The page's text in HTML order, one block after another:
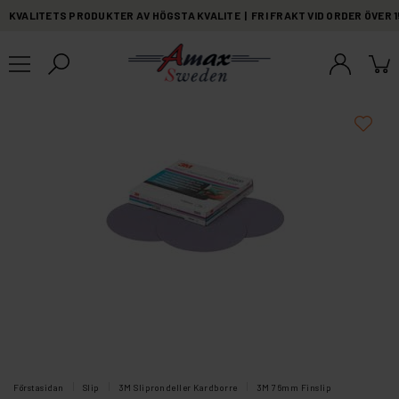
KVALITETS PRODUKTER AV HÖGSTA KVALITE | FRI FRAKT VID ORDER
Förstasidan Slip 3M Sliprondeller Kardborre 3M 76mm Finslip